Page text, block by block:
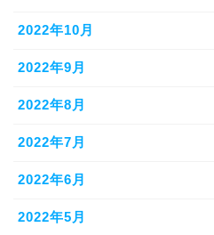
2022年10月
2022年9月
2022年8月
2022年7月
2022年6月
2022年5月